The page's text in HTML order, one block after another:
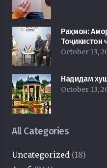
Раҳмон:
Тоҷикистон
October 13,
Надидам
October 13,
All Categories
Uncategorized (18)